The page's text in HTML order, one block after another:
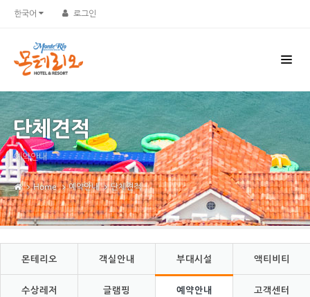
한국어 로그인
단체견적
예약안내
Home 예약안내 단체견적
몬테리오 객실안내 부대시설 액티비티
수상레저 글램핑 예약안내 고객센터
Sketchbook5, 스케치북5